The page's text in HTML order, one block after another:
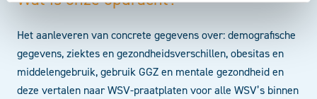
Het aanleveren van concrete gegevens over: demografische
gegevens, ziektes en gezondheidsverschillen, obesitas en
middelengebruik, gebruik GGZ en mentale gezondheid en
deze vertalen naar WSV-praatplaten voor alle WSV’s binnen